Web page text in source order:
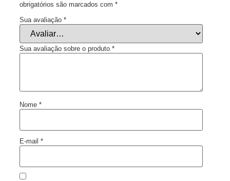
obrigatórios são marcados com*
Sua avaliação*
Sua avaliação sobre o produto*
Nome*
E-mail*